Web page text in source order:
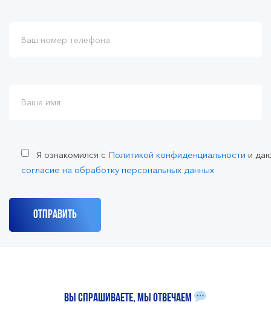
Я ознакомился с Политикой конфиденциальности и
согласие на обработку персональных данных
Вы спрашиваете, мы отвечаем